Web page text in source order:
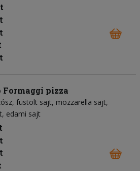
Formaggi pizza
füstölt sajt mozzarella sajt
edami sajt